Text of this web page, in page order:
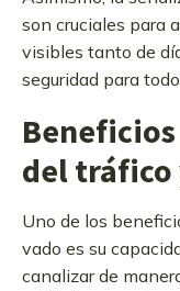
son cruciales para
visibles tanto de
seguridad para
del tráfico
Uno de los
vado es su
canalizar de